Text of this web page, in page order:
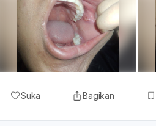
Suka Bagikan